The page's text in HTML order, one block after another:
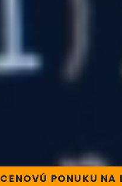
CENOVÚ PONUKU NA